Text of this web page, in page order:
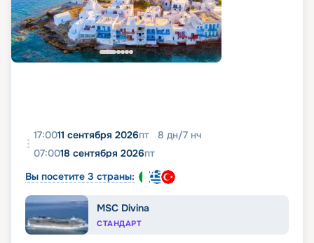
17:0011 сентября 2026пт 8 дн/7 нч
07:0018 сентября 2026пт
Вы посетите 3 страны:
MSC Divina
СТАНДАРТ